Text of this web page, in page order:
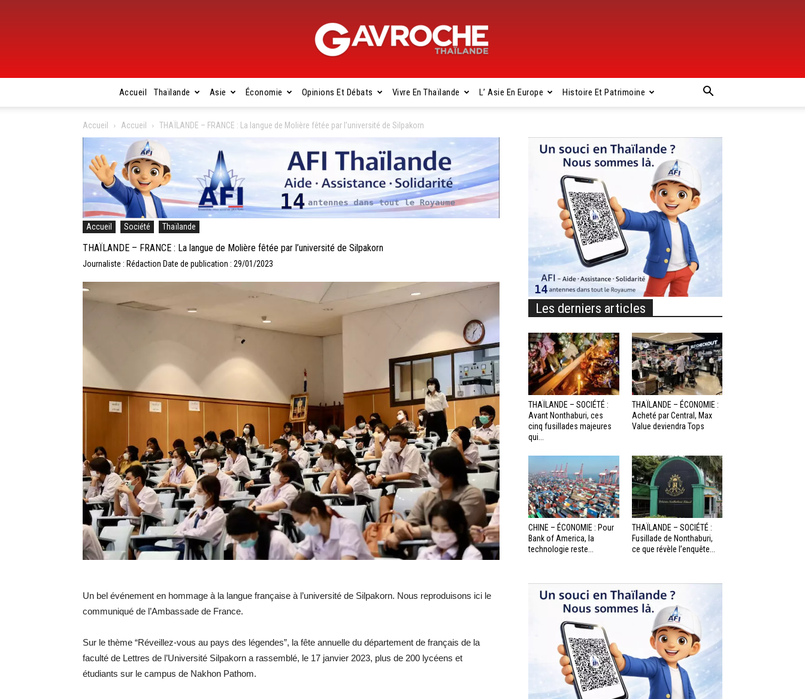
Gavroche
Thaïlande
Accueil Thaïlande Asie Économie Opinions Et Débats Vivre En Thaïlande L’ Asie En Europe Histoire Et Patrimoine
Accueil Accueil THAÏLANDE – FRANCE : La langue de Molière fêtée par l’université de Silpakorn
Accueil Société Thaïlande
THAÏLANDE – FRANCE : La langue de Molière fêtée par l’université de Silpakorn
Journaliste : Rédaction Date de publication : 29/01/2023
Un bel événement en hommage à la langue française à l’université de Silpakorn. Nous reproduisons ici le
communiqué de l’Ambassade de France.
Sur le thème “Réveillez-vous au pays des légendes”, la fête annuelle du département de français de la
faculté de Lettres de l’Université Silpakorn a rassemblé, le 17 janvier 2023, plus de 200 lycéens et
étudiants sur le campus de Nakhon Pathom.
Les derniers articles
THAÏLANDE – SOCIÉTÉ :
Avant Nonthaburi, ces
cinq fusillades majeures
qui...
THAÏLANDE – ÉCONOMIE :
Acheté par Central, Max
Value deviendra Tops
CHINE – ÉCONOMIE : Pour
Bank of America, la
technologie reste...
THAÏLANDE – SOCIÉTÉ :
Fusillade de Nonthaburi,
ce que révèle l’enquête...